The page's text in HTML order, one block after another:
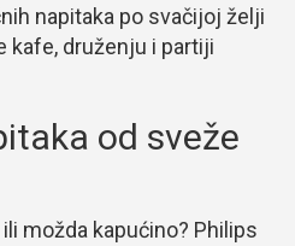
napitaka po svačijoj želji
kafe, druženju i partiji
od sveže
možda kapućino? Philips